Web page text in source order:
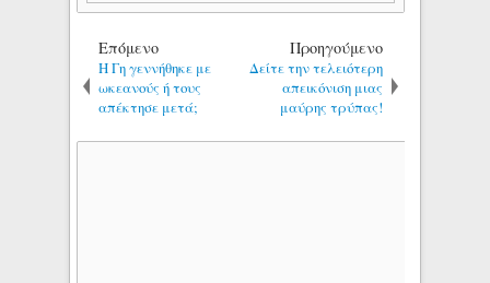
Επόμενο
Η Γη γεννήθηκε με
ωκεανούς ή τους
απέκτησε μετά;
Προηγούμενο
Δείτε την τελειότερη
απεικόνιση μιας
μαύρης τρύπας!